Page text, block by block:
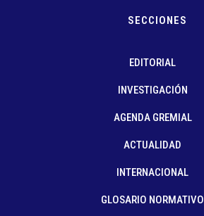
SECCIONES
EDITORIAL
INVESTIGACIÓN
AGENDA GREMIAL
ACTUALIDAD
INTERNACIONAL
GLOSARIO NORMATIVO